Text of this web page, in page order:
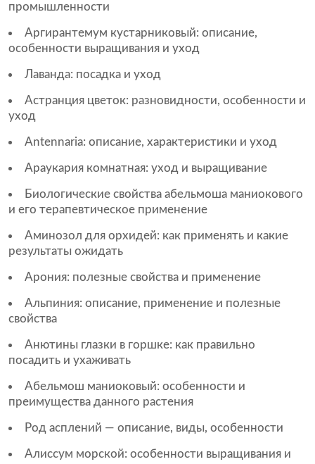
промышленности
Аргирантемум кустарниковый: описание,
особенности выращивания и уход
Лаванда: посадка и уход
Астранция цветок: разновидности, особенности и
уход
Antennaria: описание, характеристики и уход
Араукария комнатная: уход и выращивание
Биологические свойства абельмоша маниокового
и его терапевтическое применение
Аминозол для орхидей: как применять и какие
результаты ожидать
Арония: полезные свойства и применение
Альпиния: описание, применение и полезные
свойства
Анютины глазки в горшке: как правильно
посадить и ухаживать
Абельмош маниоковый: особенности и
преимущества данного растения
Род асплений — описание, виды, особенности
Алиссум морской: особенности выращивания и